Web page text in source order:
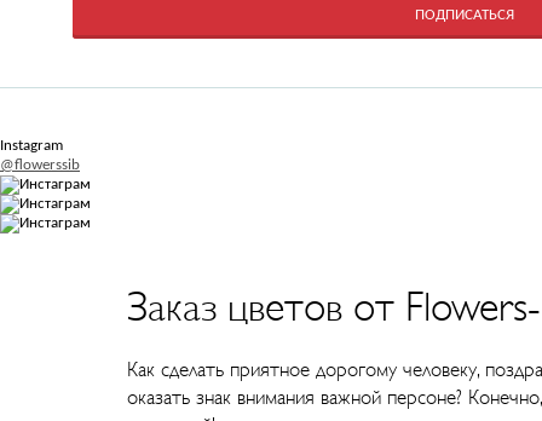
Instagram
@flowerssib
Заказ цветов от
Как сделать приятное дорогому человеку,
оказать знак внимания важной персоне?